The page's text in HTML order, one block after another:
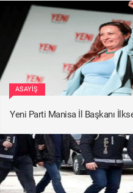
ASAYIŞ
Yeni Parti Manisa İl Başkanı